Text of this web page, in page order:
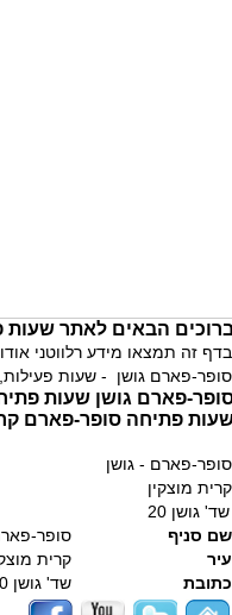
הבאים לאתר שעות
בדף זה תמצאו מידע רלווטני
סופר-פארם גושן - שעות
פארם גושן שעות
פתיחה סופר-פארם
סופר-פארם - גושן
קרית מוצקין
שד' גושן 20
שם סניף
סופר-
עיר
קרית
כתובת
שד' גושן 20